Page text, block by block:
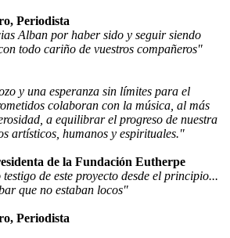
Periodista
Alban por haber sido y seguir siendo
todo cariño de vuestros compañeros"
y una esperanza sin límites para el
colaboran con la música, al más
a equilibrar el progreso de nuestra
artísticos, humanos y espirituales."
de la Fundación Eutherpe
de este proyecto desde el principio...
que no estaban locos"
Periodista